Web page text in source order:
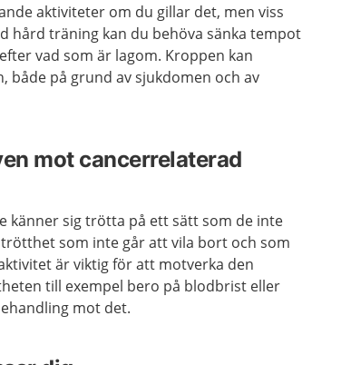
aktiviteter om du gillar det, men viss
hård träning kan du behöva sänka tempot
vad som är lagom. Kroppen kan
både på grund av sjukdomen och av
mot cancerrelaterad
känner sig trötta på ett sätt som de inte
som inte går att vila bort och som
är viktig för att motverka den
till exempel bero på blodbrist eller
mot det.